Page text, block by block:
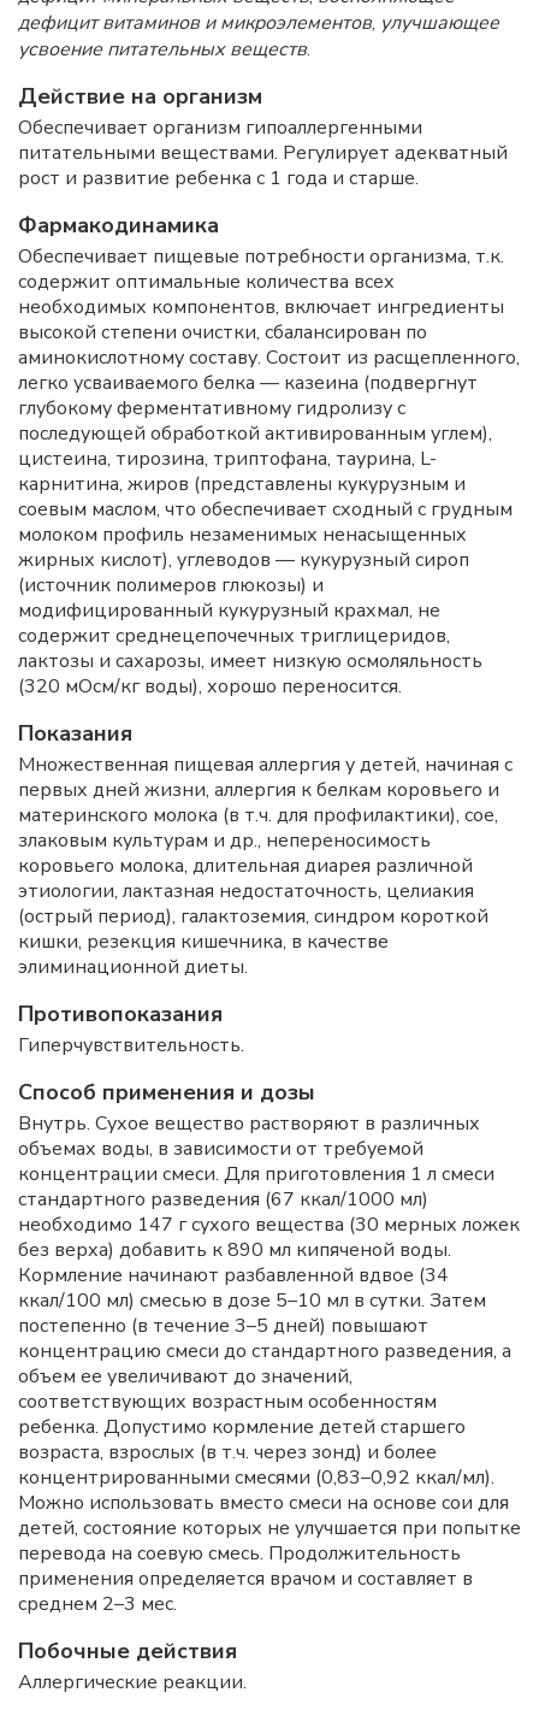
дефицит витаминов и микроэлементов, улучшающее
усвоение питательных веществ.
Действие на организм
Обеспечивает организм гипоаллергенными
питательными веществами. Регулирует адекватный
рост и развитие ребенка с 1 года и старше.
Фармакодинамика
Обеспечивает пищевые потребности организма, т.к.
содержит оптимальные количества всех
необходимых компонентов, включает ингредиенты
высокой степени очистки, сбалансирован по
аминокислотному составу. Состоит из расщепленного,
легко усваиваемого белка — казеина (подвергнут
глубокому ферментативному гидролизу с
последующей обработкой активированным углем),
цистеина, тирозина, триптофана, таурина, L-
карнитина, жиров (представлены кукурузным и
соевым маслом, что обеспечивает сходный с грудным
молоком профиль незаменимых ненасыщенных
жирных кислот), углеводов — кукурузный сироп
(источник полимеров глюкозы) и
модифицированный кукурузный крахмал, не
содержит среднецепочечных триглицеридов,
лактозы и сахарозы, имеет низкую осмоляльность
(320 мОсм/кг воды), хорошо переносится.
Показания
Множественная пищевая аллергия у детей, начиная с
первых дней жизни, аллергия к белкам коровьего и
материнского молока (в т.ч. для профилактики), сое,
злаковым культурам и др., непереносимость
коровьего молока, длительная диарея различной
этиологии, лактазная недостаточность, целиакия
(острый период), галактоземия, синдром короткой
кишки, резекция кишечника, в качестве
элиминационной диеты.
Противопоказания
Гиперчувствительность.
Способ применения и дозы
Внутрь. Сухое вещество растворяют в различных
объемах воды, в зависимости от требуемой
концентрации смеси. Для приготовления 1 л смеси
стандартного разведения (67 ккал/1000 мл)
необходимо 147 г сухого вещества (30 мерных ложек
без верха) добавить к 890 мл кипяченой воды.
Кормление начинают разбавленной вдвое (34
ккал/100 мл) смесью в дозе 5–10 мл в сутки. Затем
постепенно (в течение 3–5 дней) повышают
концентрацию смеси до стандартного разведения, а
объем ее увеличивают до значений,
соответствующих возрастным особенностям
ребенка. Допустимо кормление детей старшего
возраста, взрослых (в т.ч. через зонд) и более
концентрированными смесями (0,83–0,92 ккал/мл).
Можно использовать вместо смеси на основе сои для
детей, состояние которых не улучшается при попытке
перевода на соевую смесь. Продолжительность
применения определяется врачом и составляет в
среднем 2–3 мес.
Побочные действия
Аллергические реакции.